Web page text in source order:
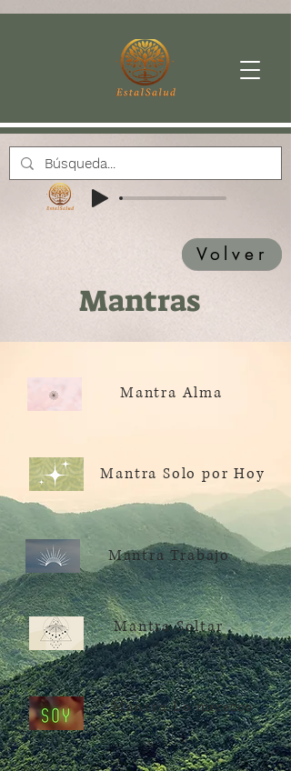
Volver
Mantras
Mantra Alma
Mantra Solo por Hoy
Mantra Trabajo
Mantra Soltar
Mantra Lomerezco